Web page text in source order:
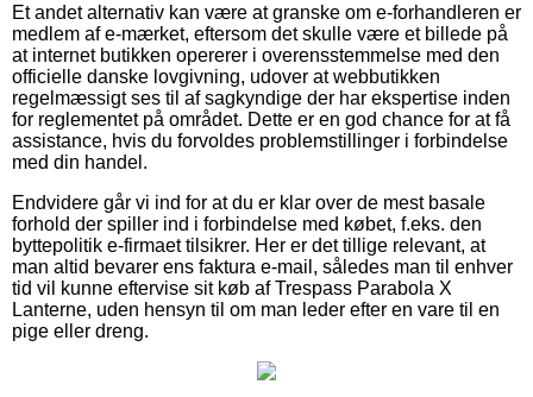
Et andet alternativ kan være at granske om e-forhandleren er
medlem af e-mærket, eftersom det skulle være et billede på
at internet butikken opererer i overensstemmelse med den
officielle danske lovgivning, udover at webbutikken
regelmæssigt ses til af sagkyndige der har ekspertise inden
for reglementet på området. Dette er en god chance for at få
assistance, hvis du forvoldes problemstillinger i forbindelse
med din handel.
Endvidere går vi ind for at du er klar over de mest basale
forhold der spiller ind i forbindelse med købet, f.eks. den
byttepolitik e-firmaet tilsikrer. Her er det tillige relevant, at
man altid bevarer ens faktura e-mail, således man til enhver
tid vil kunne eftervise sit køb af Trespass Parabola X
Lanterne, uden hensyn til om man leder efter en vare til en
pige eller dreng.